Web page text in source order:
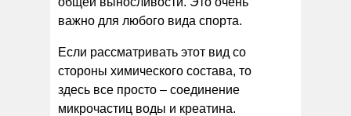
важно для любого вида спорта.
Если рассматривать этот вид со
стороны химического состава, то
здесь все просто – соединение
микрочастиц воды и креатина.